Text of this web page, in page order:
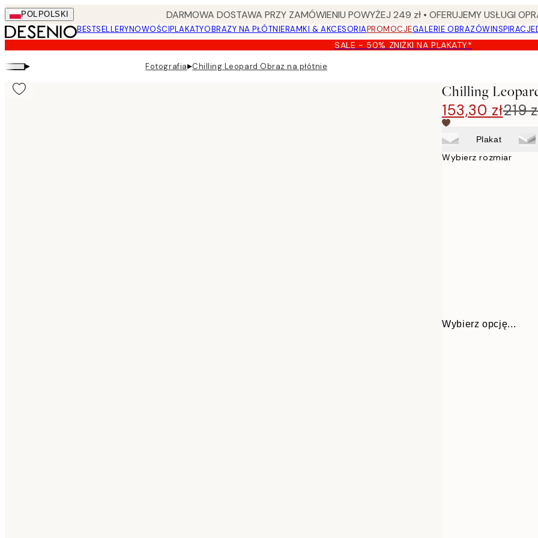
Skip
to
main
content.
POL POLSKI DARMOWA DOSTAWA PRZY ZAMÓWIENIU POWYŻEJ 249 zł • OFERUJEMY USŁUGI
BESTSELLERYNOWOŚCIPLAKATYOBRAZY NA PŁÓTNIERAMKI & AKCESORIAPROMOCJEGALERIE OBRAZÓWINSPIRACJE
SALE - 50% ZNIŻKI NA PLAKATY*
▸ Fotografia▸Chilling Leopard Obraz na płótnie
Chilling
153,30 zł219
Plakat
Wybierz rozmiar
Wybierz opcję...